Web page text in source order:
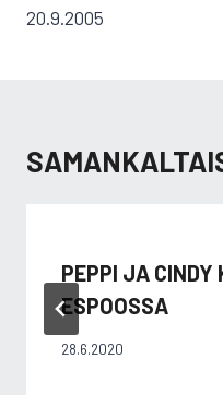
20.9.2005
PEPPI JA CINDY
ESPOOSSA
28.6.2020